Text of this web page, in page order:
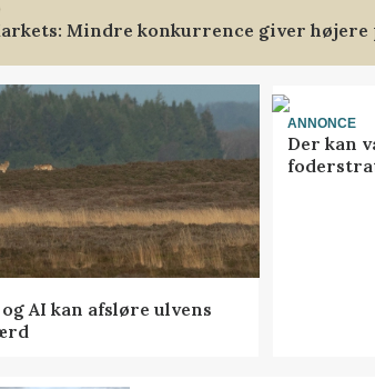
Mindre konkurrence giver højere
AI kan afsløre ulvens
ANNONCE
Der kan